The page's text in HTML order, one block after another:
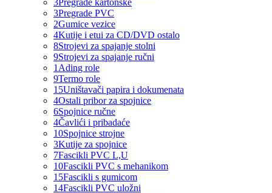
3Pregrade kartonske
3Pregrade PVC
2Gumice vezice
4Kutije i etui za CD/DVD ostalo
8Strojevi za spajanje stolni
9Strojevi za spajanje ručni
1 Ading role
9Termo role
15Uništavači papira i dokumenata
4Ostali pribor za spojnice
6Spojnice ručne
4Čavlići i pribadaće
10Spojnice strojne
3Kutije za spojnice
7Fascikli PVC L,U
10Fascikli PVC s mehanikom
15Fascikli s gumicom
14Fascikli PVC uložni